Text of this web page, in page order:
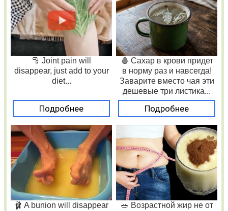
🦿 Joint pain will
disappear, just add to your
diet...
Подробнее
🩸 Сахар в крови придет
в норму раз и навсегда!
Заварите вместо чая эти
дешевые три листика...
Подробнее
🩰 A bunion will disappear
🥗 Возрастной жир не от